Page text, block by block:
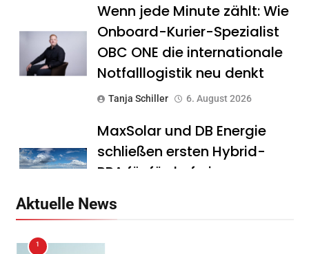
Wenn jede Minute zählt: Wie
Onboard-Kurier-Spezialist
OBC ONE die internationale
Notfalllogistik neu denkt
Tanja Schiller 6. August 2026
MaxSolar und DB Energie
schließen ersten Hybrid-
PPA für förderfreie
Tanja Schiller
Aktuelle News
1